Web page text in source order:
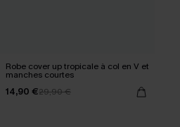
Robe cover up tropicale à col en V et
manches courtes
14,90 €29,90 €